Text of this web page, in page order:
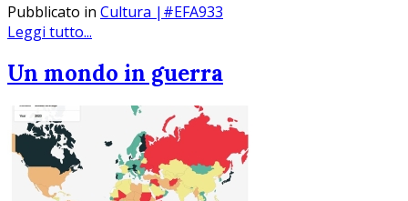
Pubblicato in Cultura |#EFA933
Leggi tutto...
Un mondo in guerra